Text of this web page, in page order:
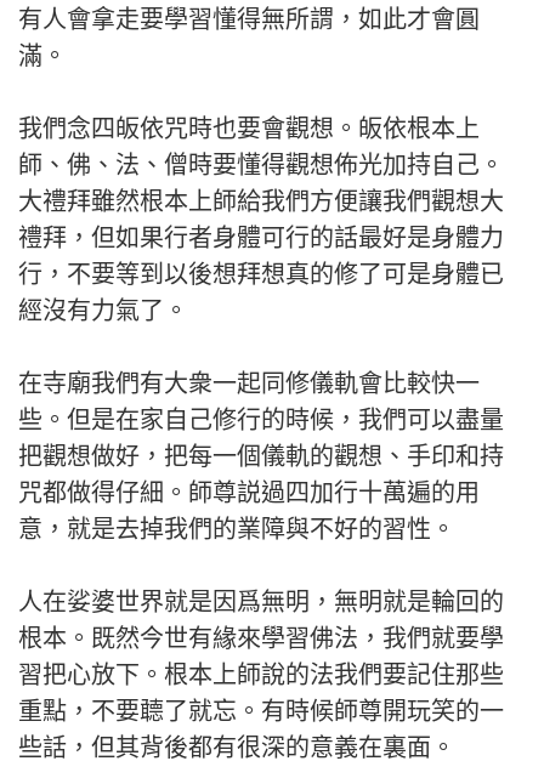
有人會拿走要學習懂得無所謂，如此才會圓
滿。
我們念四皈依咒時也要會觀想。皈依根本上
師、佛、法、僧時要懂得觀想佈光加持自己。
大禮拜雖然根本上師給我們方便讓我們觀想大
禮拜，但如果行者身體可行的話最好是身體力
行，不要等到以後想拜想真的修了可是身體已
經沒有力氣了。
在寺廟我們有大衆一起同修儀軌會比較快一
些。但是在家自己修行的時候，我們可以盡量
把觀想做好，把每一個儀軌的觀想、手印和持
咒都做得仔細。師尊説過四加行十萬遍的用
意，就是去掉我們的業障與不好的習性。
人在娑婆世界就是因爲無明，無明就是輪回的
根本。既然今世有緣來學習佛法，我們就要學
習把心放下。根本上師說的法我們要記住那些
重點，不要聼了就忘。有時候師尊開玩笑的一
些話，但其背後都有很深的意義在裏面。